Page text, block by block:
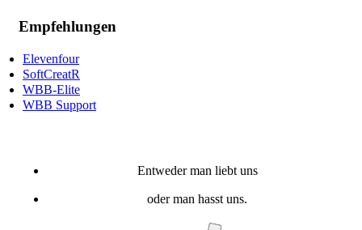
Empfehlungen
Elevenfour
SoftCreatR
WBB-Elite
WBB Support
Entweder man liebt uns
oder man hasst uns.